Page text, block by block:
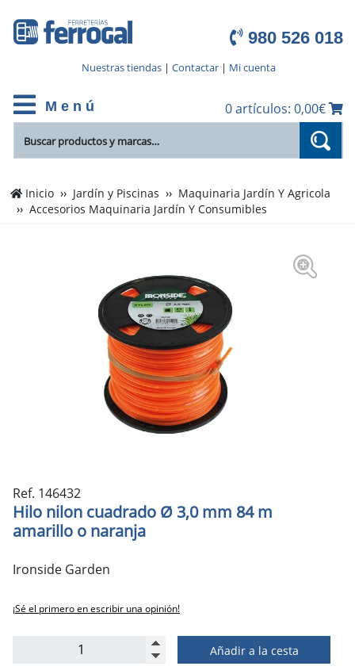
980 526 018
Nuestras tiendas| Contactar| Mi cuenta
M e n ú 0 artículos: 0,00€
Inicio Jardín y Piscinas
Maquinaria Jardín Y Agricola
Accesorios Maquinaria Jardín Y Consumibles
Ref. 146432
Hilo nilon cuadrado Ø 3,0 mm 84 m
amarillo o naranja
Ironside Garden
¡Sé el primero en escribir una opinión!
Añadir a la cesta